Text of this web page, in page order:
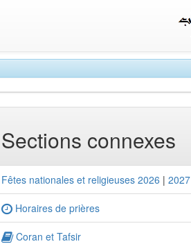
Sections connexes
Fêtes nationales et religieuses 2026 | 2027
Horaires de prières
Coran et Tafsir